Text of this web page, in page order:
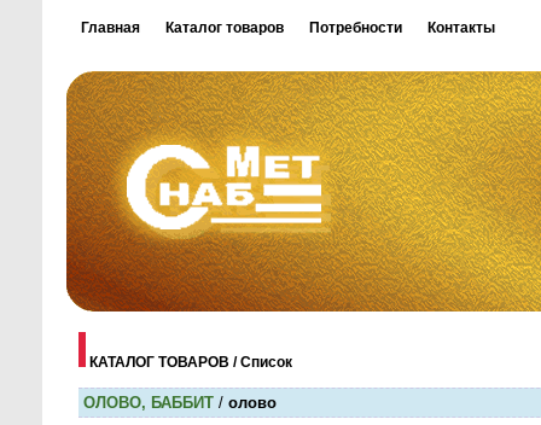
Главная Каталог товаров Потребности Контакты
КАТАЛОГ ТОВАРОВ / Список
ОЛОВО, БАББИТ / олово